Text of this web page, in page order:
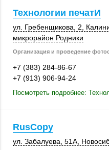
Технологии печатИ
ул. Гребенщикова, 2
микрорайон Родники
Организация и проведение
+7 (383) 284-86-67
+7 (913) 906-94-24
Посмотреть подробнее:
RusCopy
ул. Забалуева 51А